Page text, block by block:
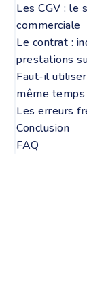
Les CGV : le
commerciale
Le contrat :
prestations
Faut-il
même temps
Les erreurs
Conclusion
FAQ